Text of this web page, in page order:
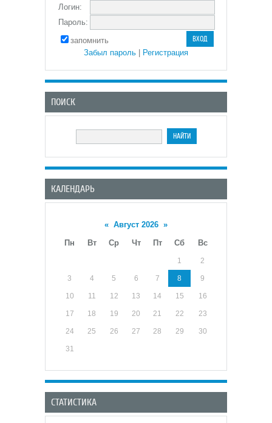
Логин:
Пароль:
запомнить
Забыл пароль
Регистрация
ПОИСК
КАЛЕНДАРЬ
« Август 2026 »
Пн
Вт Ср Чт Пт Сб Вс
1 2
3 4 5 6 7 8 9
10 11 12 13 14 15 16
17 18 19 20 21 22 23
24 25 26 27 28 29 30
31
СТАТИСТИКА